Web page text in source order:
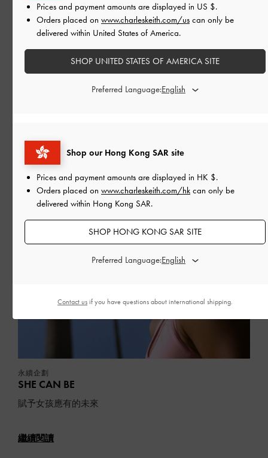
CECILIE BAHNSEN x CHARLES & KEITH
出自丹麥設計師之手，獨家校園風聯名鞋款
永續企劃
SHE CAN BE
賦予女孩應有的未來
繼續閱讀
Shop our Hong Kong SAR site
Prices and payment amounts are displayed in HK $.
Orders placed on www.charleskeith.com/hk can only be
delivered within Hong Kong SAR.
SHOP HONG KONG SAR SITE
Preferred Language:
Prices and payment amounts are displayed in US $.
Orders placed on www.charleskeith.com/us can only be
delivered within United States of America.
SHOP UNITED STATES OF AMERICA SITE
Preferred Language:
Contact us if you have questions about international shipping.